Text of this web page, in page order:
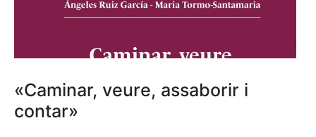
«Caminar, veure, assaborir i
contar»